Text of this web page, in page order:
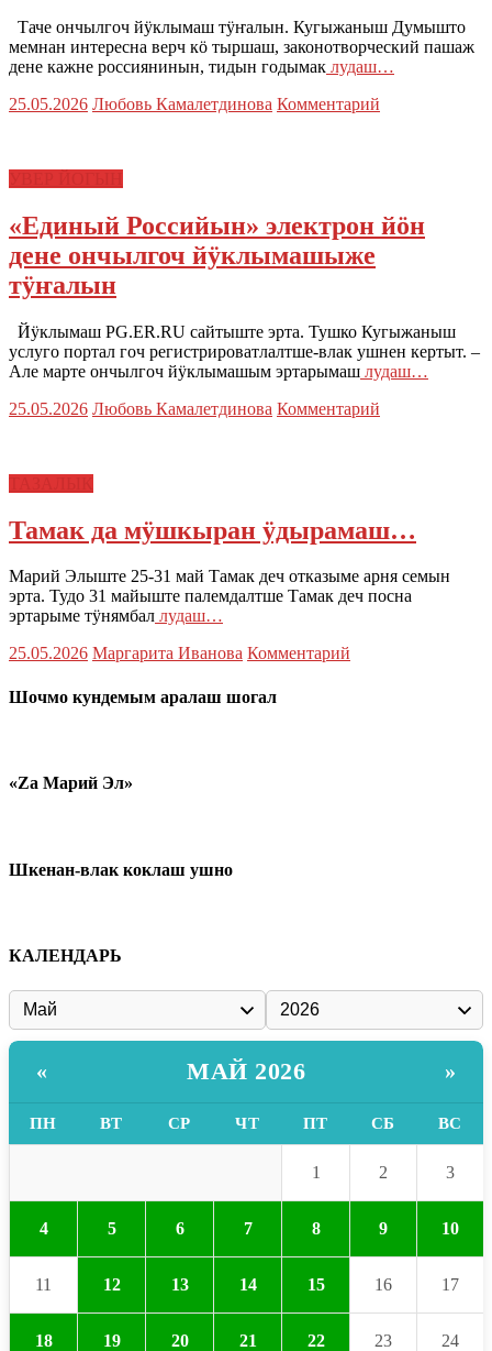
Таче ончылгоч йӱклымаш тӱҥалын. Кугыжаныш Думышто
мемнан интересна верч кӧ тыршаш, законотворческий пашаж
дене кажне россиянинын, тидын годымак лудаш…
25.05.2026 Любовь Камалетдинова Комментарий
«Единый Российын» электрон йӧн
дене ончылгоч йӱклымашыже
тӱҥалын
Йӱклымаш PG.ER.RU сайтыште эрта. Тушко Кугыжаныш
услуго портал гоч регистрироватлалтше-влак ушнен кертыт. –
Але марте ончылгоч йӱклымашым эртарымаш лудаш…
25.05.2026 Любовь Камалетдинова Комментарий
Тамак да мӱшкыран ӱдырамаш…
Марий Элыште 25-31 май Тамак деч отказыме арня семын
эрта. Тудо 31 майыште палемдалтше Тамак деч посна
эртарыме тӱнямбал лудаш…
25.05.2026 Маргарита Иванова Комментарий
Шочмо кундемым аралаш шогал
«Zа Марий Эл»
Шкенан-влак коклаш ушно
КАЛЕНДАРЬ
« МАЙ 2026 »
ПН ВТ СР ЧТ ПТ СБ ВС
1 2 3
4 5 6 7 8 9 10
11 12 13 14 15 16 17
18 19 20 21 22 23 24